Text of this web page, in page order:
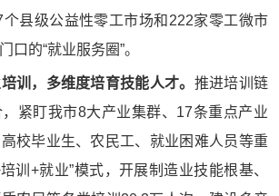
县级公益性零工市场和222家零工微市
口的“就业服务圈”。
训，多维度培育技能人才。 推进培训链
紧盯我市8大产业集群、17条重点产业
校毕业生、农民工、就业困难人员等重
训+就业”模式，开展制造业技能根基、